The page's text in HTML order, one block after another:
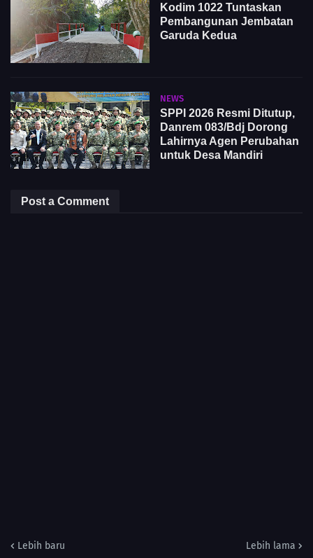
Kodim 1022 Tuntaskan
Pembangunan Jembatan
Garuda Kedua
NEWS
SPPI 2026 Resmi Ditutup,
Danrem 083/Bdj Dorong
Lahirnya Agen Perubahan
untuk Desa Mandiri
Post a Comment
Lebih baru Lebih lama